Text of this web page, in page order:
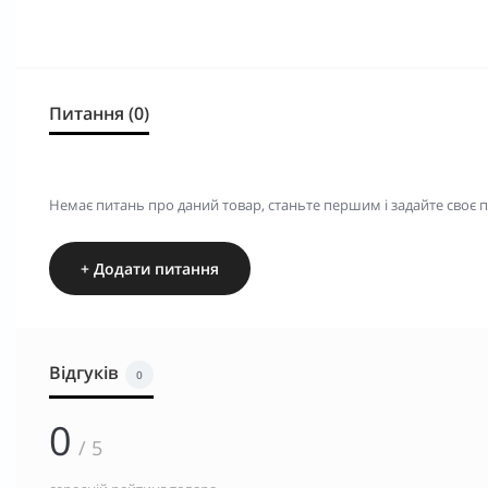
Питання (0)
Немає питань про даний товар, станьте першим і задайте своє
+ Додати питання
Відгуків 0
0 / 5